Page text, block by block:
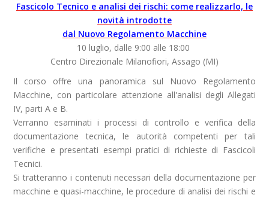
Fascicolo Tecnico e analisi dei rischi: come realizzarlo, le
novità introdotte
dal Nuovo Regolamento Macchine
10 luglio, dalle 9:00 alle 18:00
Centro Direzionale Milanofiori, Assago (MI)
Il corso offre una panoramica sul Nuovo Regolamento
Macchine, con particolare attenzione all'analisi degli Allegati
IV, parti A e B.
Verranno esaminati i processi di controllo e verifica della
documentazione tecnica, le autorità competenti per tali
verifiche e presentati esempi pratici di richieste di Fascicoli
Tecnici.
Si tratteranno i contenuti necessari della documentazione per
macchine e quasi-macchine, le procedure di analisi dei rischi e